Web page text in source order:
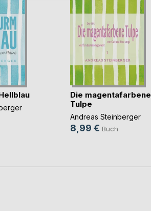
Die magentafarbene
Tulpe
Andreas Steinberger
8,99 € Buch